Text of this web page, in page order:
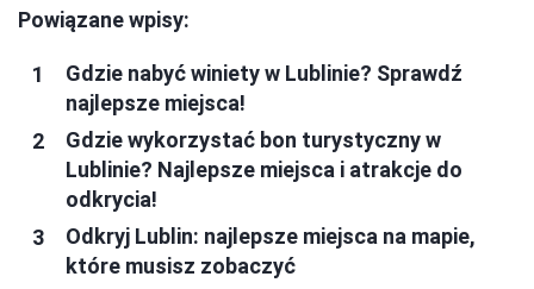
Powiązane wpisy:
Gdzie nabyć winiety w Lublinie? Sprawdź
najlepsze miejsca!
Gdzie wykorzystać bon turystyczny w
Lublinie? Najlepsze miejsca i atrakcje do
odkrycia!
Odkryj Lublin: najlepsze miejsca na mapie,
które musisz zobaczyć